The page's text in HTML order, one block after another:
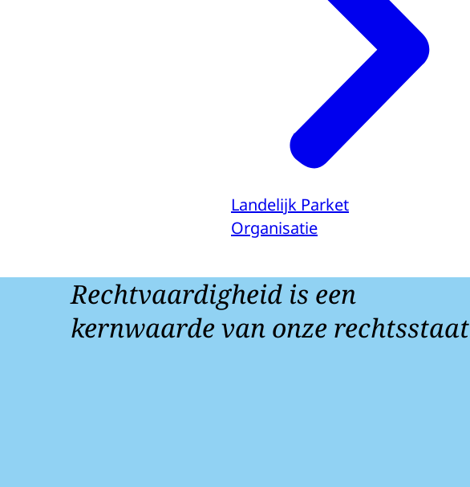
Landelijk Parket
Organisatie
Rechtvaardigheid is een
kernwaarde van onze rechtsstaat